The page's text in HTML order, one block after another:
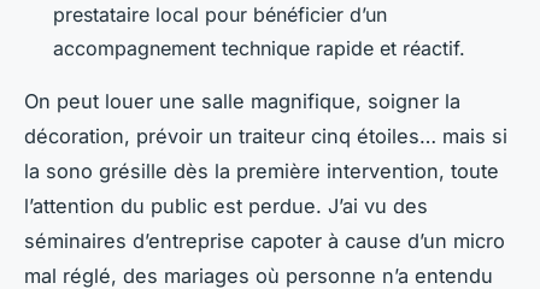
prestataire local pour bénéficier d’un
accompagnement technique rapide et réactif.
On peut louer une salle magnifique, soigner la
décoration, prévoir un traiteur cinq étoiles… mais si
la sono grésille dès la première intervention, toute
l’attention du public est perdue. J’ai vu des
séminaires d’entreprise capoter à cause d’un micro
mal réglé, des mariages où personne n’a entendu